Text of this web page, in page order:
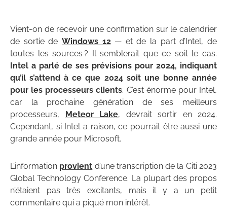
Vient-on de recevoir une confirmation sur le calendrier
de sortie de Windows 12— et de la part d’Intel, de
toutes les sources ? Il semblerait que ce soit le cas.
Intel a parlé de ses prévisions pour 2024, indiquant
qu’il s’attend à ce que 2024 soit une bonne année
pour les processeurs clients. C’est énorme pour Intel,
car la prochaine génération de ses meilleurs
processeurs, Meteor Lake, devrait sortir en 2024.
Cependant, si Intel a raison, ce pourrait être aussi une
grande année pour Microsoft.
L’information provient d’une transcription de la Citi 2023
Global Technology Conference. La plupart des propos
n’étaient pas très excitants, mais il y a un petit
commentaire qui a piqué mon intérêt.